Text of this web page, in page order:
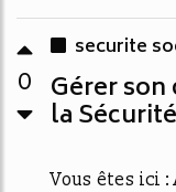
0
securite
Gérer
la
Vous êtes ici :